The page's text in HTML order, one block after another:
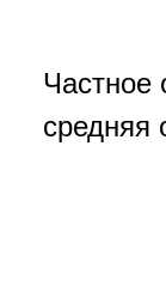
Частное
средняя